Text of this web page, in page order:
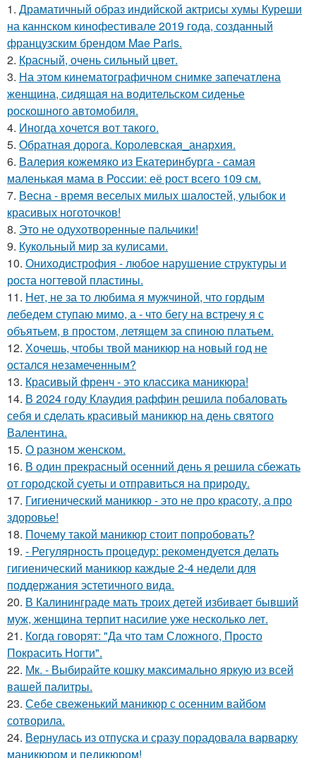
1. Драматичный образ индийской актрисы хумы Куреши
на каннском кинофестивале 2019 года, созданный
французским брендом Mae Paris.
2. Красный, очень сильный цвет.
3. На этом кинематографичном снимке запечатлена
женщина, сидящая на водительском сиденье
роскошного автомобиля.
4. Иногда хочется вот такого.
5. Обратная дорога. Королевская_анархия.
6. Валерия кожемяко из Екатеринбурга - самая
маленькая мама в России: её рост всего 109 см.
7. Весна - время веселых милых шалостей, улыбок и
красивых ноготочков!
8. Это не одухотворенные пальчики!
9. Кукольный мир за кулисами.
10. Ониходистрофия - любое нарушение структуры и
роста ногтевой пластины.
11. Нет, не за то любима я мужчиной, что гордым
лебедем ступаю мимо, а - что бегу на встречу я с
объятьем, в простом, летящем за спиною платьем.
12. Хочешь, чтобы твой маникюр на новый год не
остался незамеченным?
13. Красивый френч - это классика маникюра!
14. В 2024 году Клаудия раффин решила побаловать
себя и сделать красивый маникюр на день святого
Валентина.
15. О разном женском.
16. В один прекрасный осенний день я решила сбежать
от городской суеты и отправиться на природу.
17. Гигиенический маникюр - это не про красоту, а про
здоровье!
18. Почему такой маникюр стоит попробовать?
19. - Регулярность процедур: рекомендуется делать
гигиенический маникюр каждые 2-4 недели для
поддержания эстетичного вида.
20. В Калининграде мать троих детей избивает бывший
муж, женщина терпит насилие уже несколько лет.
21. Когда говорят: "Да что там Сложного, Просто
Покрасить Ногти".
22. Мк. - Выбирайте кошку максимально яркую из всей
вашей палитры.
23. Себе свеженький маникюр с осенним вайбом
сотворила.
24. Вернулась из отпуска и сразу порадовала варварку
маникюром и педикюром!